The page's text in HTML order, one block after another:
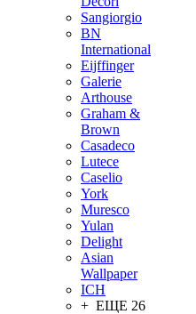
Sangiorgio
BN
International
Eijffinger
Galerie
Arthouse
Graham &
Brown
Casadeco
Lutece
Caselio
York
Muresco
Yulan
Delight
Asian
Wallpaper
ICH
+ ЕЩЕ 26